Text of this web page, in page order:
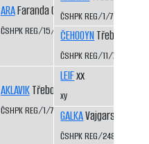
CS
ARAFaranda CS
ČSHPK REG/15/81
AKLAVIKTřeboň-Kopeček CS
ČSHPK REG/1/77
ČSHPK REG/1/77
ČEHOOYNTřeboň-
ČSHPK REG/11/79
LEIFxx
xy
GALKAVajgarské vrchy
ČSHPK REG/2484/72